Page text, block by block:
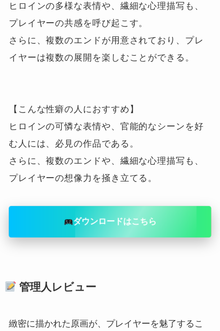
ヒロインの多様な表情や、繊細な心理描写も、
プレイヤーの共感を呼び起こす。
さらに、複数のエンドが用意されており、プレ
イヤーは複数の展開を楽しむことができる。
【こんな性癖の人におすすめ】
ヒロインの可憐な表情や、官能的なシーンを好
む人には、必見の作品である。
さらに、複数のエンドや、繊細な心理描写も、
ダウンロードはこちら
管理人レビュー
緻密に描かれた原画が、プレイヤーを魅了するこ